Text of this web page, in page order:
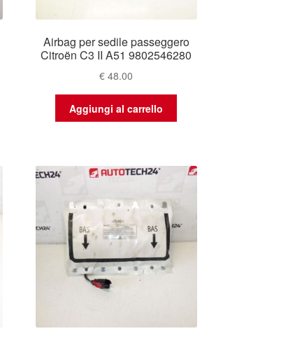
Airbag per sedile passeggero
Citroën C3 II A51 9802546280
€ 48.00
Aggiungi al carrello